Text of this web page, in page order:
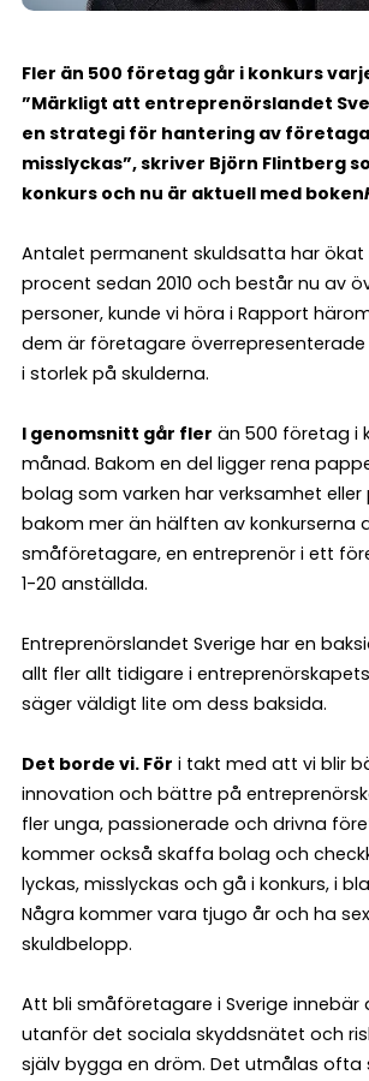
Fler än 500 företag går i konkurs
”Märkligt att entreprenörslandet
en strategi för hantering av
misslyckas”, skriver Björn Flintberg
konkurs och nu är aktuell med boken
Antalet permanent skuldsatta har ökat
procent sedan 2010 och består nu av
personer, kunde vi höra i Rapport
dem är företagare
i storlek på skulderna.
I genomsnitt går fler än 500 företag i
månad. Bakom en del ligger rena
bolag som varken har verksamhet eller
bakom mer än hälften av konkurserna
småföretagare, en entreprenör i ett
1-20 anställda.
Entreprenörslandet Sverige har en
allt fler allt tidigare i
säger väldigt lite om dess baksida.
Det borde vi. För i takt med att vi blir
innovation och bättre på
fler unga, passionerade och drivna
kommer också skaffa bolag och
lyckas, misslyckas och gå i konkurs, i
Några kommer vara tjugo år och ha
skuldbelopp.
Att bli småföretagare i Sverige innebär
utanför det sociala skyddsnätet och
själv bygga en dröm. Det utmålas ofta